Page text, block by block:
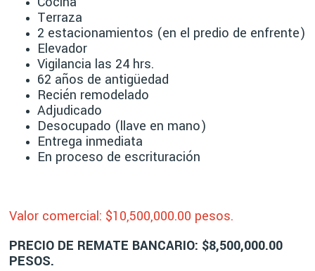
Terraza
2 estacionamientos (en el predio de enfrente)
Elevador
Vigilancia las 24 hrs.
62 años de antigüedad
Recién remodelado
Adjudicado
Desocupado (llave en mano)
Entrega inmediata
En proceso de escrituración
Valor comercial: $10,500,000.00 pesos.
PRECIO DE REMATE BANCARIO: $8,500,000.00
PESOS.